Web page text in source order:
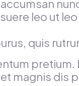
leo ut
quis
pretium.
magnis dis